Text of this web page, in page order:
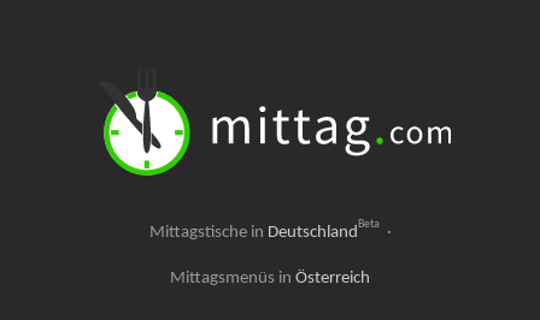
Mittagstische in DeutschlandBeta ·
Mittagsmenüs in Österreich